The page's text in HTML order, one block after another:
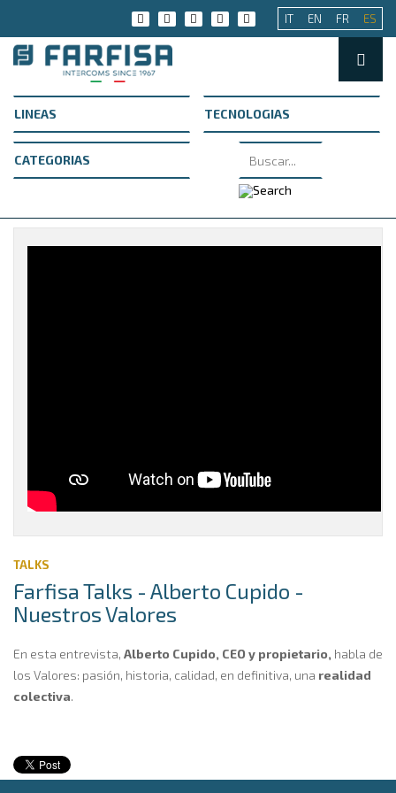
IT EN FR ES
TALKS
Farfisa Talks - Alberto Cupido -
Nuestros Valores
En esta entrevista, Alberto Cupido, CEO y propietario, habla de
los Valores: pasión, historia, calidad, en definitiva, una realidad
colectiva.